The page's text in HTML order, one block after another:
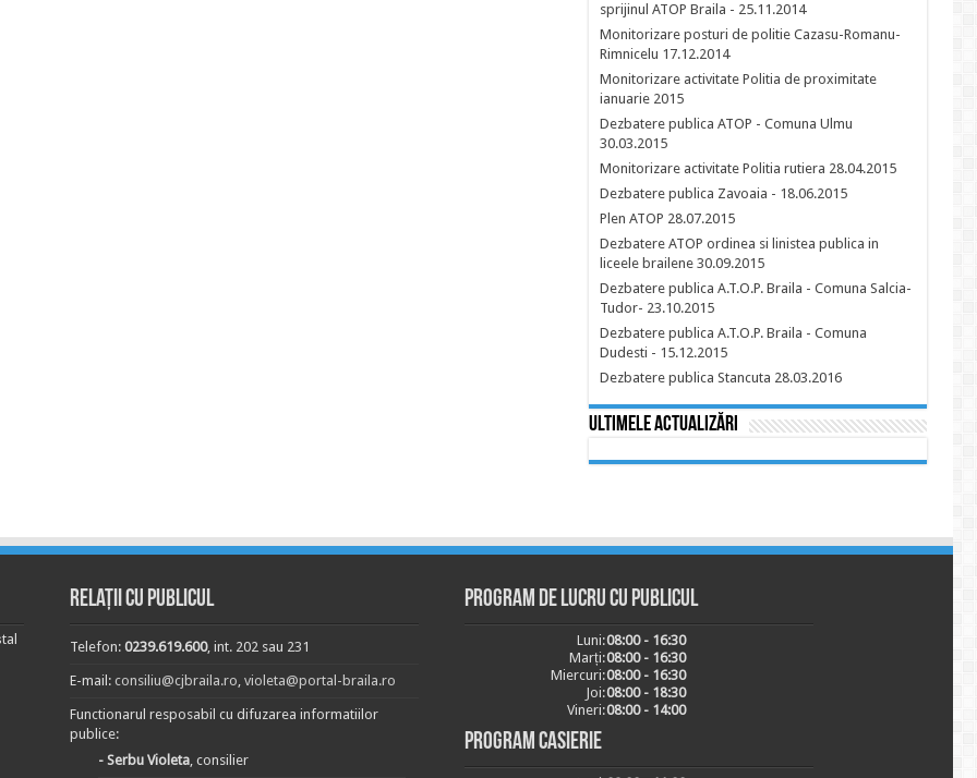
sprijinul ATOP Braila - 25.11.2014
Monitorizare posturi de politie Cazasu-Romanu-
Rimnicelu 17.12.2014
Monitorizare activitate Politia de proximitate
ianuarie 2015
Dezbatere publica ATOP - Comuna Ulmu
30.03.2015
Monitorizare activitate Politia rutiera 28.04.2015
Dezbatere publica Zavoaia - 18.06.2015
Plen ATOP 28.07.2015
Dezbatere ATOP ordinea si linistea publica in
liceele brailene 30.09.2015
Dezbatere publica A.T.O.P. Braila - Comuna Salcia-
Tudor- 23.10.2015
Dezbatere publica A.T.O.P. Braila - Comuna
Dudesti - 15.12.2015
Dezbatere publica Stancuta 28.03.2016
Ultimele actualizări
Relații cu publicul
Telefon: 0239.619.600, int. 202 sau 231
E-mail: consiliu@cjbraila.ro, violeta@portal-braila.ro
Functionarul resposabil cu difuzarea informatiilor
publice:
- Serbu Violeta, consilier
Program de lucru cu publicul
Luni:08:00 - 16:30
Marți:08:00 - 16:30
Miercuri:08:00 - 16:30
Joi:08:00 - 18:30
Vineri:08:00 - 14:00
Program casierie